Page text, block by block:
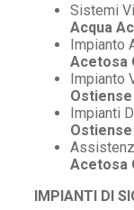
Sistemi
Acqua
Impianto
Acetosa
Impianto
Ostiense
Impianti
Ostiense
Acetosa
IMPIANTI DI